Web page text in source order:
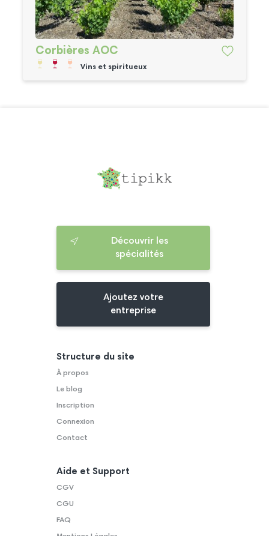
Corbières AOC
Vins et spiritueux
Découvrir les
spécialités
Ajoutez votre
entreprise
Structure du site
À propos
Le blog
Inscription
Connexion
Contact
Aide et Support
CGV
CGU
FAQ